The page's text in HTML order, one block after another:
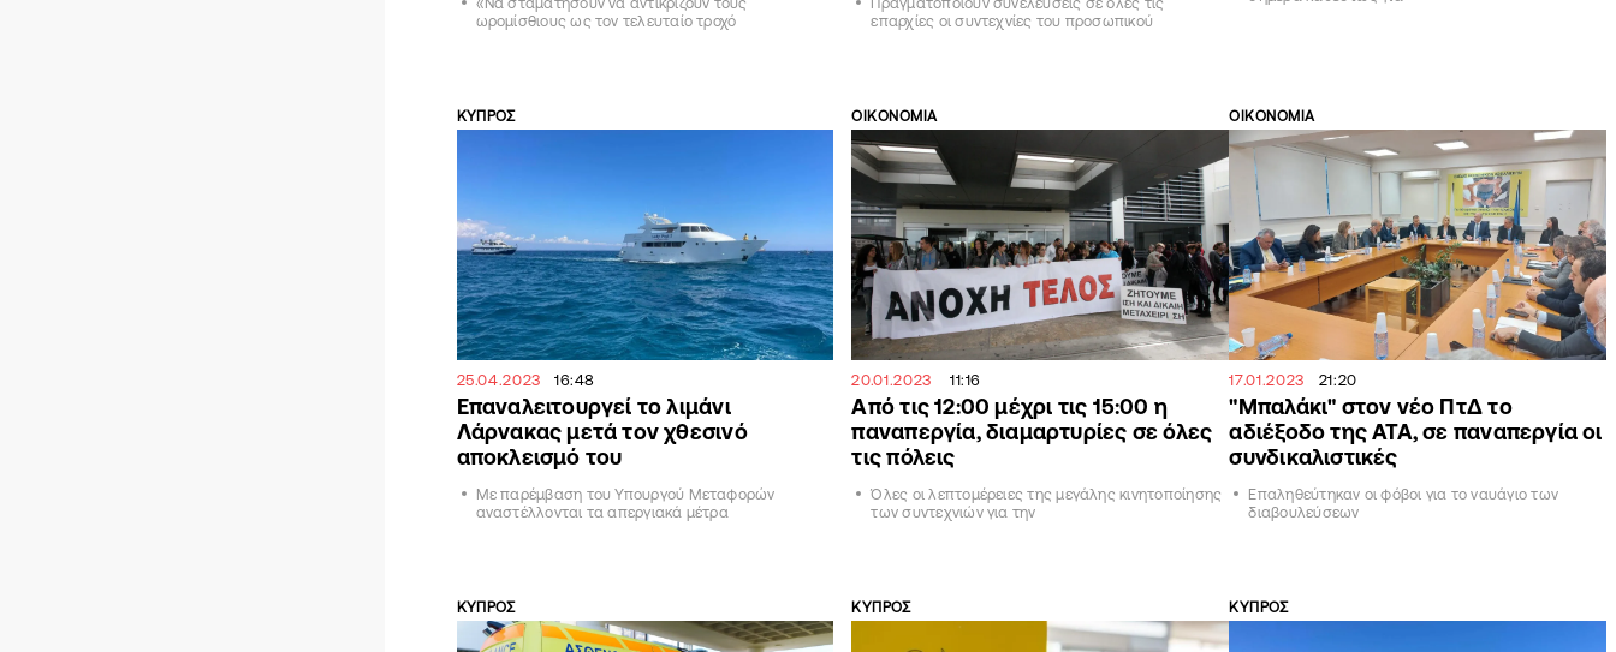
ωρομίσθιους ως τον τελευταίο τροχό
επαρχίες οι συντεχνίες του προσωπικού
ΚΥΠΡΟΣ
25.04.2023 16:48
Επαναλειτουργεί το λιμάνι
Λάρνακας μετά τον χθεσινό
αποκλεισμό του
Με παρέμβαση του Υπουργού Μεταφορών
αναστέλλονται τα απεργιακά μέτρα
ΟΙΚΟΝΟΜΙΑ
20.01.2023 11:16
Από τις 12:00 μέχρι τις 15:00 η
παναπεργία, διαμαρτυρίες σε όλες
τις πόλεις
Όλες οι λεπτομέρειες της μεγάλης κινητοποίησης
των συντεχνιών για την
ΟΙΚΟΝΟΜΙΑ
17.01.2023 21:20
"Μπαλάκι" στον νέο ΠτΔ το
αδιέξοδο της ΑΤΑ, σε παναπεργία οι
συνδικαλιστικές
Επαληθεύτηκαν οι φόβοι για το ναυάγιο των
διαβουλεύσεων
ΚΥΠΡΟΣ ΚΥΠΡΟΣ ΚΥΠΡΟΣ